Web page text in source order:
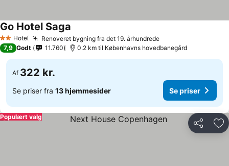
2 Stjerner
Hotel Renoveret bygning fra det 19. århundrede
Go Hotel Saga
7,9 Godt 11.760 0.2 km til Københavns hovedbanegård
Af 322 kr.
Se priser fra 13 hjemmesider Se priser
Del
Populært valg